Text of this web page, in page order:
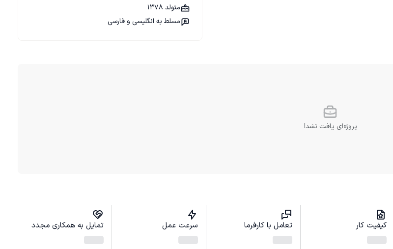
متولد 1378
مسلط به انگلیسی و فارسی
پروژه‌ای یافت نشد!
کیفیت کار تعامل با کارفرما سرعت عمل تمایل به همکاری مجدد